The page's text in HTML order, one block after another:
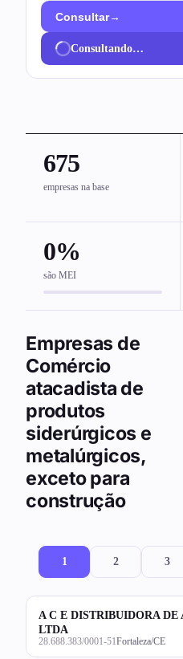
Consultar→
Consultando…
675
empresas na base
0%
são MEI
Empresas de
Comércio
atacadista de
produtos
siderúrgicos e
metalúrgicos,
exceto para
construção
1 2 3
A C E DISTRIBUIDORA
LTDA
28.688.383/0001-51 Fortaleza/CE